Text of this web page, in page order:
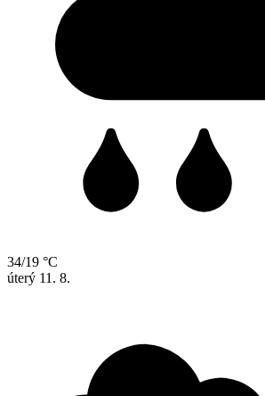
34/19 °C
úterý 11. 8.